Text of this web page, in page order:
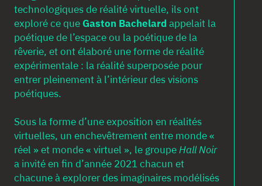
technologiques de réalité virtuelle, ils ont
exploré ce que Gaston Bachelard appelait la
poétique de l’espace ou la poétique de la
rêverie, et ont élaboré une forme de réalité
expérimentale : la réalité superposée pour
entrer pleinement à l’intérieur des visions
poétiques.
Sous la forme d’une exposition en réalités
virtuelles, un enchevêtrement entre monde «
réel » et monde « virtuel », le groupe Hall Noir
a invité en fin d’année 2021 chacun et
chacune à explorer des imaginaires modélisés